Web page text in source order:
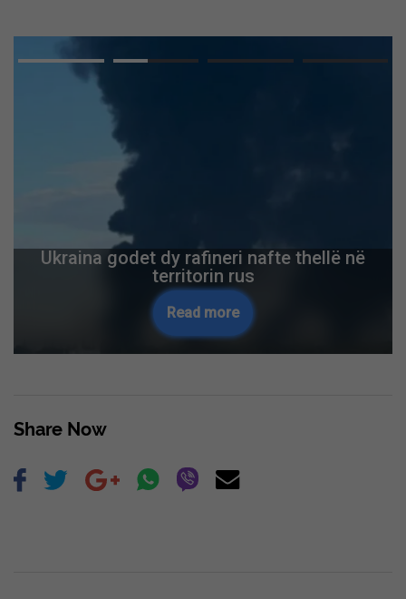
Ukraina godet dy rafineri nafte thellë në
territorin rus
Read more
Share Now